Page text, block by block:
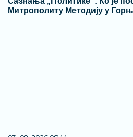
Митрополиту Методију у